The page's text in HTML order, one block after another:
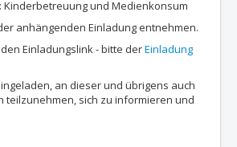
Kinderbetreuung und Medienkonsum
anhängenden Einladung entnehmen.
Einladungslink - bitte derEinladung
an dieser und übrigens auch
teilzunehmen, sich zu informieren und